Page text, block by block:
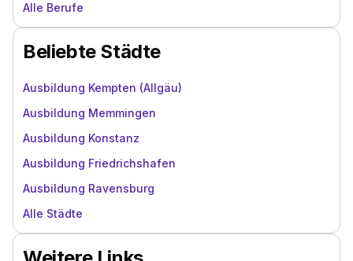
Alle Berufe
Beliebte Städte
Ausbildung Kempten (Allgäu)
Ausbildung Memmingen
Ausbildung Konstanz
Ausbildung Friedrichshafen
Ausbildung Ravensburg
Alle Städte